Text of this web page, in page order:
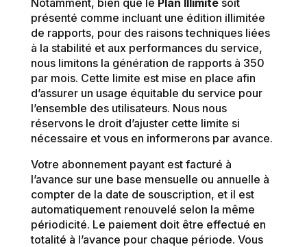
Notamment, bien que le Plan Illimitésoit
présenté comme incluant une édition illimitée
de rapports, pour des raisons techniques liées
à la stabilité et aux performances du service,
nous limitons la génération de rapports à 350
par mois. Cette limite est mise en place afin
d’assurer un usage équitable du service pour
l’ensemble des utilisateurs. Nous nous
réservons le droit d’ajuster cette limite si
nécessaire et vous en informerons par avance.
Votre abonnement payant est facturé à
l’avance sur une base mensuelle ou annuelle à
compter de la date de souscription, et il est
automatiquement renouvelé selon la même
périodicité. Le paiement doit être effectué en
totalité à l’avance pour chaque période. Vous